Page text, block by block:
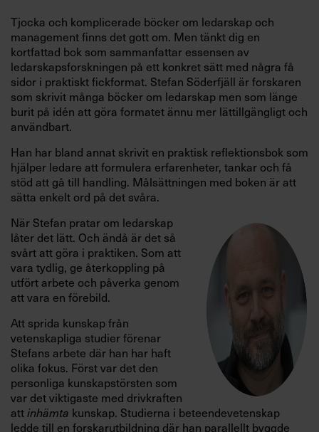
Tjocka och komplicerade böcker om ledarskap och
management finns det gott om. Men tänkt dig en
kortfattad bok som sammanfattar essensen av
ledarskapsforskningen på ett konkret sätt med några få
sidor i praktiskt fickformat. Stefan Söderfjäll är forskaren
som skrivit många böcker om ledarskap men som länge
burit på idén att göra formatet ännu mer lättillgängligt och
användbart.
Han har bland annat skrivit en praktisk reflektionsbok som
hjälper ledare att formulera erfarenheter, tankar och få
stöd att gå till handling. Målsättningen med boken är att
sätta enkelt ord på det svåra.
När Stefan pratar om ledarskap
låter det lätt. Och ändå är det så
svårt att göra i praktiken. Som att
vara tydlig, ge återkoppling på
utfört arbete och påverka genom
att vara en förebild.
Att sprida kunskap från
vetenskapliga studier förenar
Stefans arbete där han har haft
olika fokus. Först var det den
personliga kunskapstörsten som
var det viktigaste med drivkraften
attinhämta kunskap. Studierna i beteendevetenskap
ledde till en forskarutbildning där han parallellt byggde